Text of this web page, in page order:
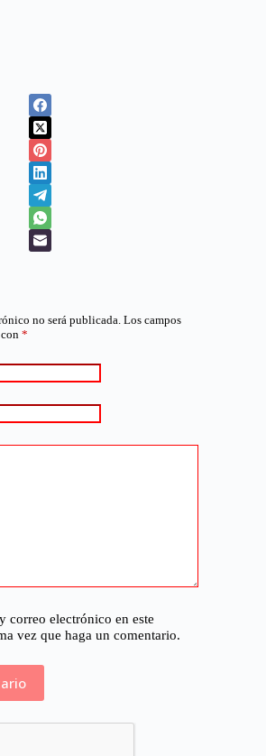
no será publicada. Los campos
*
correo electrónico en este
vez que haga un comentario.